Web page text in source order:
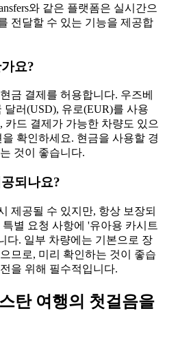
와 같은 플랫폼은 실시간으
전달할 수 있는 기능을 제공합
요?
금 결제를 허용합니다. 우즈베
달러(USD), 유로(EUR)를 사용
카드 결제가 가능한 차량도 있으
확인하세요. 현금을 사용할 경
것이 좋습니다.
되나요?
제공될 수 있지만, 항상 보장되
별 요청 사항에 '유아용 카시트
다. 일부 차량에는 기본으로 장
므로, 미리 확인하는 것이 좋습
을 위해 필수적입니다.
탄 여행의 첫걸음을